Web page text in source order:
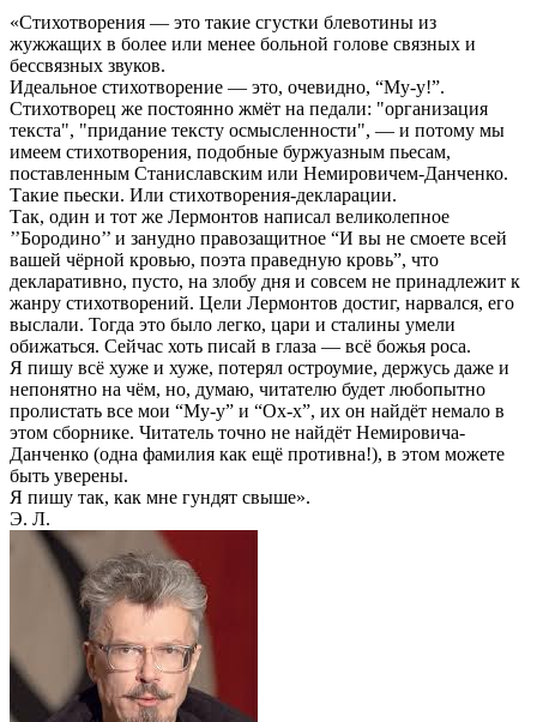
«Стихотворения — это такие сгустки блевотины из
жужжащих в более или менее больной голове связных и
бессвязных звуков.
Идеальное стихотворение — это, очевидно, “Му-у!”.
Стихотворец же постоянно жмёт на педали: "организация
текста", "придание тексту осмысленности", — и потому мы
имеем стихотворения, подобные буржуазным пьесам,
поставленным Станиславским или Немировичем-Данченко.
Такие пьески. Или стихотворения-декларации.
Так, один и тот же Лермонтов написал великолепное
’’Бородино’’ и занудно правозащитное “И вы не смоете всей
вашей чёрной кровью, поэта праведную кровь”, что
декларативно, пусто, на злобу дня и совсем не принадлежит к
жанру стихотворений. Цели Лермонтов достиг, нарвался, его
выслали. Тогда это было легко, цари и сталины умели
обижаться. Сейчас хоть писай в глаза — всё божья роса.
Я пишу всё хуже и хуже, потерял остроумие, держусь даже и
непонятно на чём, но, думаю, читателю будет любопытно
пролистать все мои “Му-у” и “Ох-х”, их он найдёт немало в
этом сборнике. Читатель точно не найдёт Немировича-
Данченко (одна фамилия как ещё противна!), в этом можете
быть уверены.
Я пишу так, как мне гундят свыше».
Э. Л.